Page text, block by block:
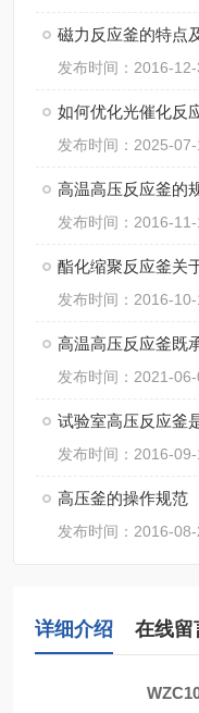
磁力反应釜的特点
发布时间：2016-12-
如何优化光催化反
发布时间：2025-07-
高温高压反应釜的
发布时间：2016-11-
酯化缩聚反应釜关
发布时间：2016-10-
高温高压反应釜既
发布时间：2021-06-
试验室高压反应釜
发布时间：2016-
高压釜的操作规范
发布时间：2016-08-
详细介绍 在线留